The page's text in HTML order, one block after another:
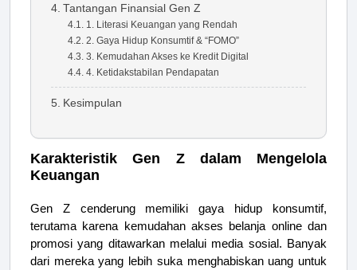
Tantangan Finansial Gen Z
1. Literasi Keuangan yang Rendah
2. Gaya Hidup Konsumtif & “FOMO”
3. Kemudahan Akses ke Kredit Digital
4. Ketidakstabilan Pendapatan
Kesimpulan
Karakteristik Gen Z dalam Mengelola
Keuangan
Gen Z cenderung memiliki gaya hidup konsumtif,
terutama karena kemudahan akses belanja online dan
promosi yang ditawarkan melalui media sosial. Banyak
dari mereka yang lebih suka menghabiskan uang untuk